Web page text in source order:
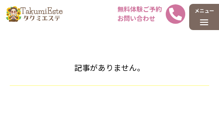
ホーム タグ : 新春キャンペーン
記事がありません。